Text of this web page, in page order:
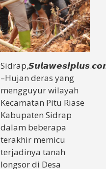
–Hujan deras yang
mengguyur wilayah
Kecamatan Pitu Riase
Kabupaten Sidrap
dalam beberapa
terakhir memicu
terjadinya tanah
longsor di Desa